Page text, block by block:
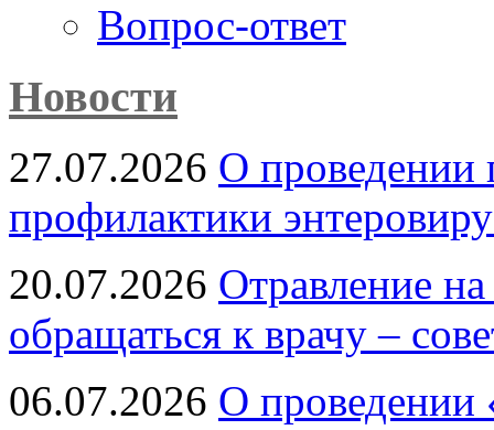
Вопрос-ответ
Новости
27.07.2026 О проведении
профилактики
20.07.2026 Отравление
обращаться к врачу –
06.07.2026 О проведении